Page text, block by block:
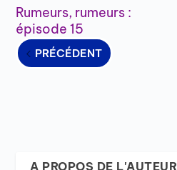
Rumeurs, rumeurs :
épisode 15
PRÉCÉDENT
A PROPOS DE L'AUTEUR